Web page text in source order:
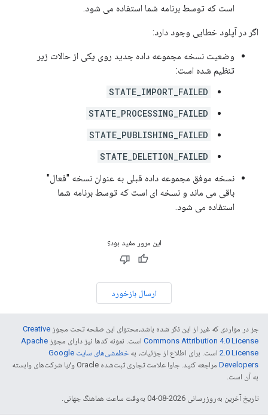
است که توسط برنامه شما استفاده می شود.
اگر در آپلود خطایی وجود دارد:
وضعیت نسخه مجموعه داده جدید روی یکی از حالات زیر
تنظیم شده است:
STATE_IMPORT_FAILED
STATE_PROCESSING_FAILED
STATE_PUBLISHING_FAILED
STATE_DELETION_FAILED
نسخه موفق مجموعه داده قبلی به عنوان نسخه "فعال"
باقی می ماند و نسخه ای است که توسط برنامه شما
استفاده می شود.
این مرور مفید بود؟
ارسال بازخورد
جز در مواردی که غیر از این ذکر شده باشد،‌محتوای این صفحه تحت مجوز Creative
Commons Attribution 4.0 License است. نمونه کدها نیز دارای مجوز Apache
2.0 License است. برای اطلاع از جزئیات، به
خطمشی‌های سایت Google
Developers‏
مراجعه کنید. جاوا علامت تجاری ثبت‌شده Oracle و/یا شرکت‌های وابسته
به آن است.
تاریخ آخرین به‌روزرسانی 2026-08-04 به‌وقت ساعت هماهنگ جهانی.